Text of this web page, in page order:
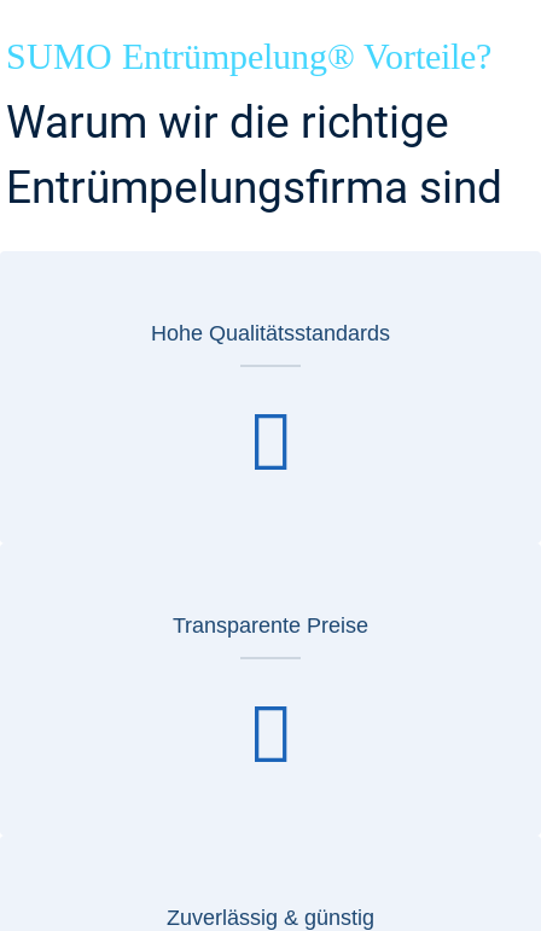
SUMO Entrümpelung® Vorteile?
Warum wir die richtige
Entrümpelungsfirma sind
Hohe Qualitätsstandards
Transparente Preise
Zuverlässig & günstig